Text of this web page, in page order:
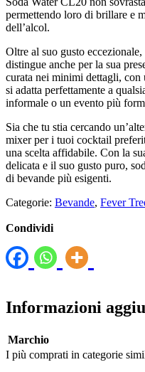
permettendo loro di brillare e
dell’alcol.
Oltre al suo gusto
distingue anche per la sua
curata nei minimi dettagli, con
si adatta perfettamente a
informale o un evento più
Sia che tu stia cercando
mixer per i tuoi cocktail
una scelta affidabile. Con la
delicata e il suo gusto puro,
di bevande più esigenti.
Categorie: Bevande, Fever
Condividi
Informazioni
Marchio
I più comprati in categorie